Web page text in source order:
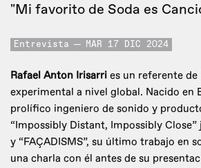
"Mi favorito de Soda es
Entrevista MAR 17 DIC 2024
Rafael Anton Irisarri es un referente
experimental a nivel global. Nacido en
prolífico ingeniero de sonido y
“Impossibly Distant, Impossibly
y “FAÇADISMS”, su último trabajo en
una charla con él antes de su